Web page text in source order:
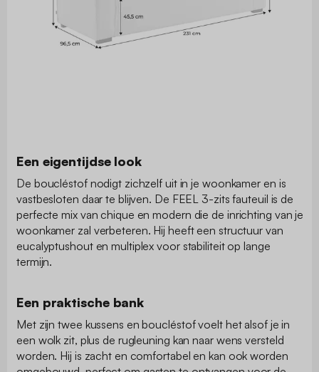
Een eigentijdse look
De boucléstof nodigt zichzelf uit in je woonkamer en is
vastbesloten daar te blijven. De FEEL 3-zits fauteuil is de
perfecte mix van chique en modern die de inrichting van je
woonkamer zal verbeteren. Hij heeft een structuur van
eucalyptushout en multiplex voor stabiliteit op lange
termijn.
Een praktische bank
Met zijn twee kussens en boucléstof voelt het alsof je in
een wolk zit, plus de rugleuning kan naar wens versteld
worden. Hij is zacht en comfortabel en kan ook worden